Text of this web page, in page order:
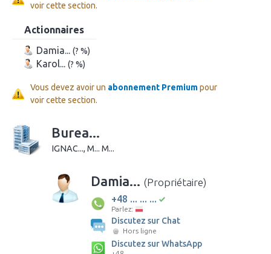
voir cette section.
Actionnaires
Damia... (? %)
Karol... (? %)
Vous devez avoir un abonnement Premiumpour
voir cette section.
Burea...
IGNAC..., M... M...
Damia... (Propriétaire)
+48 ... ... ...
Parlez:
Discutez sur Chat
Hors ligne
Discutez sur WhatsApp